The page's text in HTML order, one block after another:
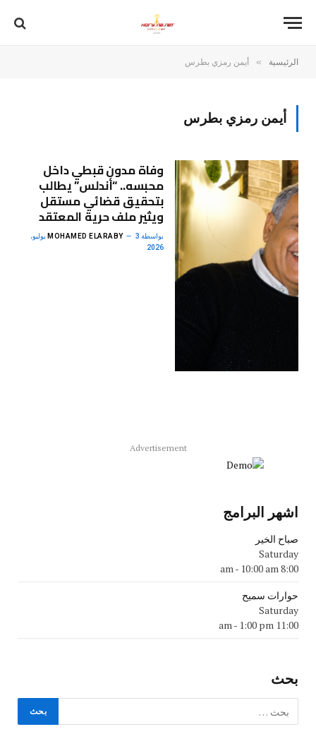
الرئيسية » أيمن رمزي بطرس
أيمن رمزي بطرس
وفاة مدون قبطي داخل
محبسه.. “أندلس” يطالب
بتحقيق قضائي مستقل
ويثير ملف حرية المعتقد
بواسطة MOHAMED ELARABY 3 يوليو،
2026
Advertisement
اشهر البرامج
صباح الخير
Saturday
8:00 am
- 10:00 am
حوارات سميح
Saturday
11:00 am
- 1:00 pm
بحث